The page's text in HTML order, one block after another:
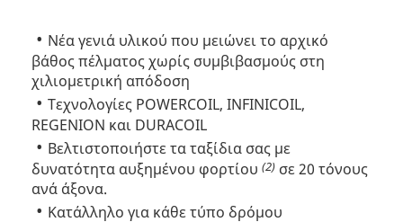
Νέα γενιά υλικού που μειώνει το αρχικό
βάθος πέλματος χωρίς συμβιβασμούς στη
χιλιομετρική απόδοση
Τεχνολογίες POWERCOIL, INFINICOIL,
REGENION και DURACOIL
Βελτιστοποιήστε τα ταξίδια σας με
δυνατότητα αυξημένου φορτίου (2) σε 20 τόνους
ανά άξονα.
Κατάλληλο για κάθε τύπο δρόμου